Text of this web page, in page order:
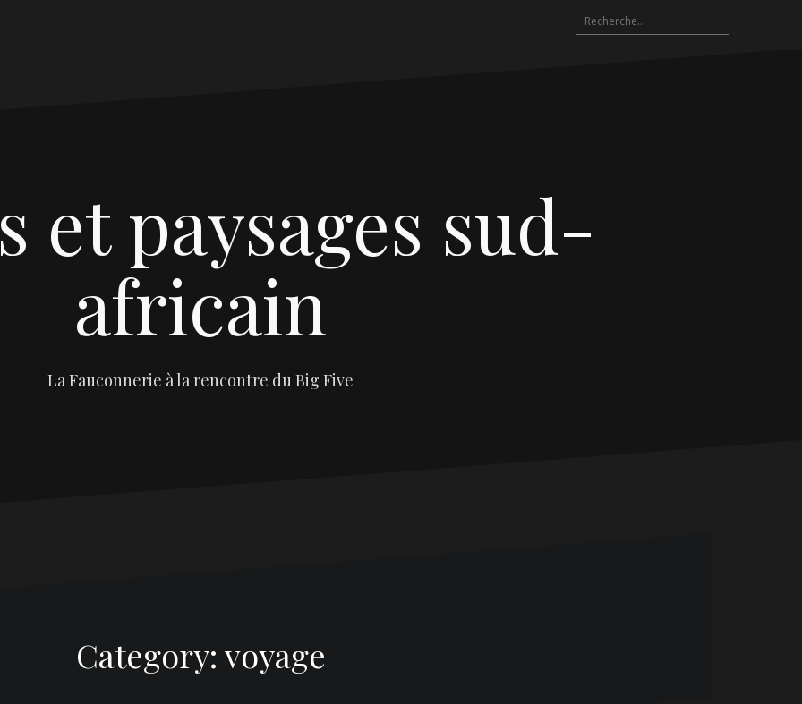
Rechercher :
et paysages sud-
africain
La Fauconnerie à la rencontre du Big Five
Category: voyage